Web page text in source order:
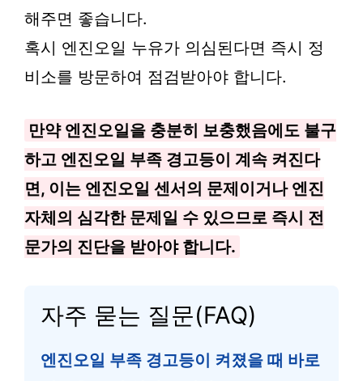
해주면 좋습니다.
혹시 엔진오일 누유가 의심된다면 즉시 정
비소를 방문하여 점검받아야 합니다.
만약 엔진오일을 충분히 보충했음에도 불구
하고 엔진오일 부족 경고등이 계속 켜진다
면, 이는 엔진오일 센서의 문제이거나 엔진
자체의 심각한 문제일 수 있으므로 즉시 전
문가의 진단을 받아야 합니다.
자주 묻는 질문(FAQ)
엔진오일 부족 경고등이 켜졌을 때 바로